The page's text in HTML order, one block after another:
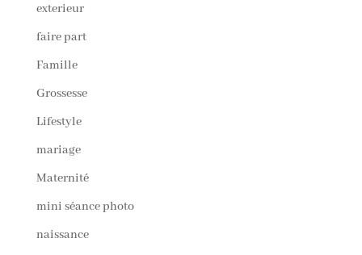
exterieur
faire part
Famille
Grossesse
Lifestyle
mariage
Maternité
mini séance photo
naissance